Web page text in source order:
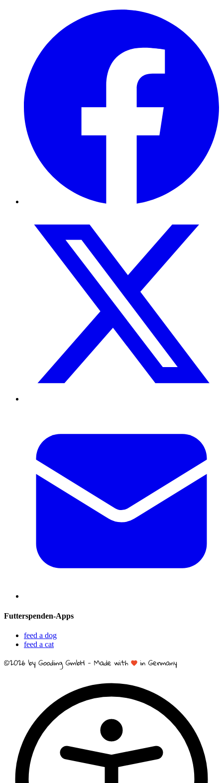
Futterspenden-Apps
feed a dog
feed a cat